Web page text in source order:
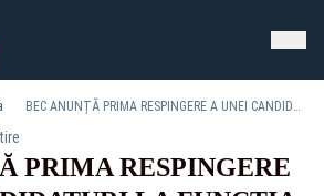
BEC ANUNȚĂ PRIMA RESPINGERE A UNEI CANDIDATURI LA FUNCȚIA DE PREȘEDINTE AL ROMÂNIEI
PRIMA RESPINGERE